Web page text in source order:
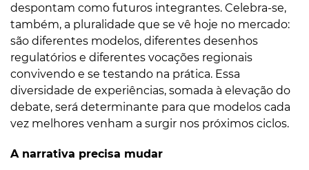
despontam como futuros integrantes. Celebra-se,
também, a pluralidade que se vê hoje no mercado:
são diferentes modelos, diferentes desenhos
regulatórios e diferentes vocações regionais
convivendo e se testando na prática. Essa
diversidade de experiências, somada à elevação do
debate, será determinante para que modelos cada
vez melhores venham a surgir nos próximos ciclos.
A narrativa precisa mudar